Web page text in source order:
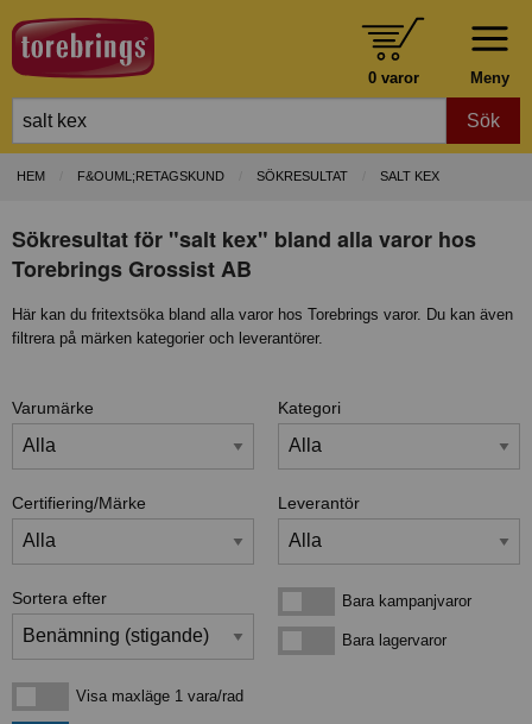
Meny
0 varor
Sök
HEM F&OUML;RETAGSKUND SÖKRESULTAT SALT KEX
Sökresultat för "salt kex" bland alla varor hos
Torebrings Grossist AB
Här kan du fritextsöka bland alla varor hos Torebrings varor. Du kan även
filtrera på märken kategorier och leverantörer.
Varumärke Kategori
Certifiering/Märke Leverantör
Sortera efter Bara kampanjvarorBara kampanjvaror
Bara lagervarorBara lagervaror
Visa maxläge 1 vara/rad
Visa maxläge 1 vara/rad